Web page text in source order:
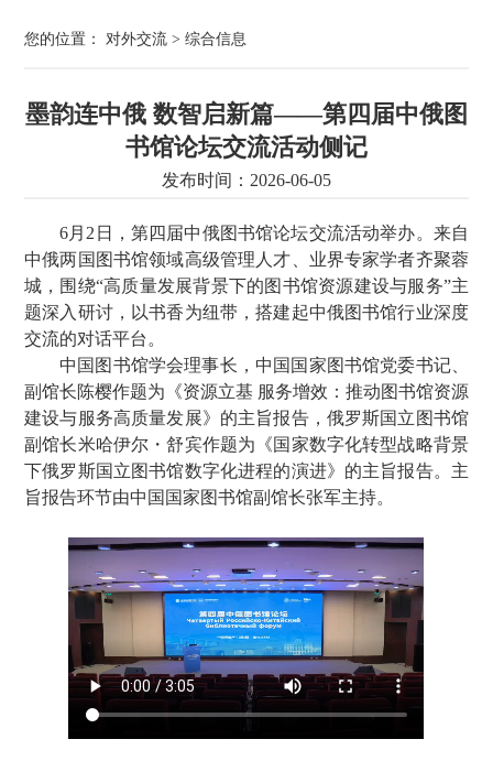
您的位置： 对外交流 > 综合信息
墨韵连中俄 数智启新篇——第四届中俄图
书馆论坛交流活动侧记
发布时间：2026-06-05
6月2日，第四届中俄图书馆论坛交流活动举办。来自
中俄两国图书馆领域高级管理人才、业界专家学者齐聚蓉
城，围绕“高质量发展背景下的图书馆资源建设与服务”主
题深入研讨，以书香为纽带，搭建起中俄图书馆行业深度
交流的对话平台。
中国图书馆学会理事长，中国国家图书馆党委书记、
副馆长陈樱作题为《资源立基 服务增效：推动图书馆资源
建设与服务高质量发展》的主旨报告，俄罗斯国立图书馆
副馆长米哈伊尔・舒宾作题为《国家数字化转型战略背景
下俄罗斯国立图书馆数字化进程的演进》的主旨报告。主
旨报告环节由中国国家图书馆副馆长张军主持。